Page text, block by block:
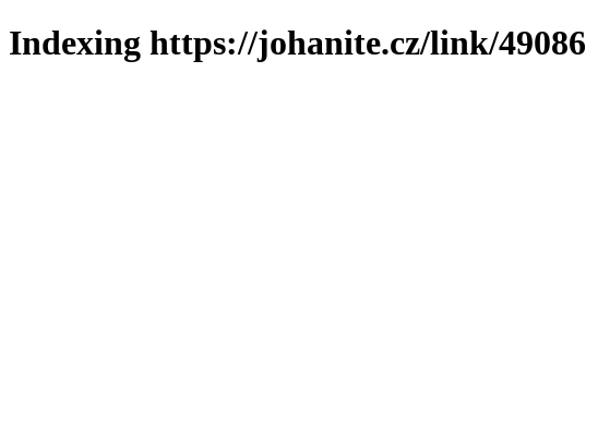
Indexing https://johanite.cz/link/49086